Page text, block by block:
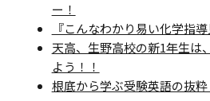
ー！
『こんなわかり易い化学指
天高、生野高校の新1年生は
よう！！
根底から学ぶ受験英語の抜粋